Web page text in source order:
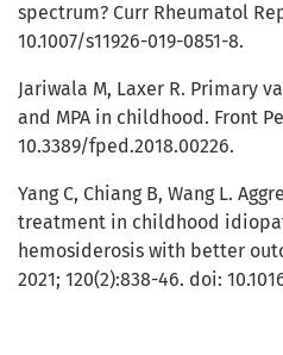
spectrum? Curr Rheumatol
10.1007/s11926-019-0851-8.
Jariwala M, Laxer R. Primary
and MPA in childhood. Front
10.3389/fped.2018.00226.
Yang C, Chiang B, Wang L.
treatment in childhood
hemosiderosis with better
2021; 120(2):838-46. doi: